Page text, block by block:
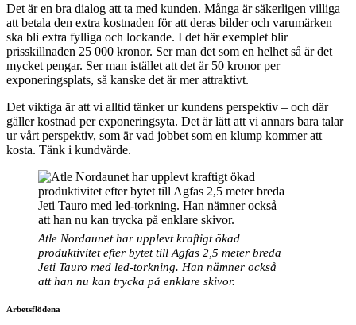
Det är en bra dialog att ta med kunden. Många är säkerligen villiga
att betala den extra kostnaden för att deras bilder och varumärken
ska bli extra fylliga och lockande. I det här exemplet blir
prisskillnaden 25 000 kronor. Ser man det som en helhet så är det
mycket pengar. Ser man istället att det är 50 kronor per
exponeringsplats, så kanske det är mer attraktivt.
Det viktiga är att vi alltid tänker ur kundens perspektiv – och där
gäller kostnad per exponeringsyta. Det är lätt att vi annars bara talar
ur vårt perspektiv, som är vad jobbet som en klump kommer att
kosta. Tänk i kundvärde.
Atle Nordaunet har upplevt kraftigt ökad
produktivitet efter bytet till Agfas 2,5 meter breda
Jeti Tauro med led-torkning. Han nämner också
att han nu kan trycka på enklare skivor.
Arbetsflödena